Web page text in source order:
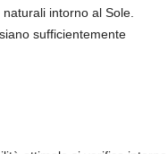
intorno al Sole.
sufficientemente